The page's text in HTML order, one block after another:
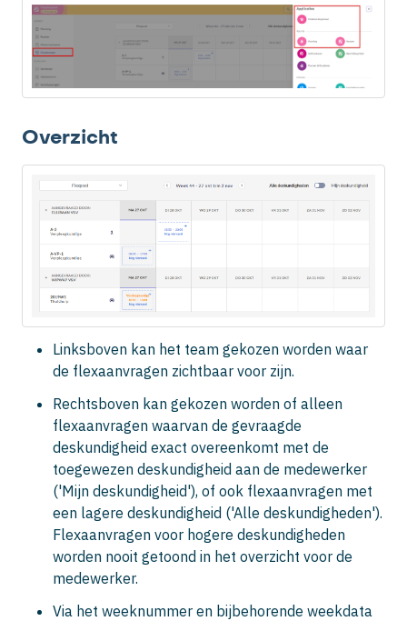
Overzicht
Linksboven kan het team gekozen worden waar
de flexaanvragen zichtbaar voor zijn.
Rechtsboven kan gekozen worden of alleen
flexaanvragen waarvan de gevraagde
deskundigheid exact overeenkomt met de
toegewezen deskundigheid aan de medewerker
('Mijn deskundigheid'), of ook flexaanvragen met
een lagere deskundigheid ('Alle deskundigheden').
Flexaanvragen voor hogere deskundigheden
worden nooit getoond in het overzicht voor de
medewerker.
Via het weeknummer en bijbehorende weekdata